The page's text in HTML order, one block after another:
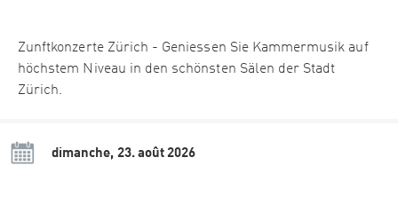
Zunftkonzerte Zürich - Geniessen Sie Kammermusik auf
höchstem Niveau in den schönsten Sälen der Stadt
Zürich.
dimanche, 23. août 2026